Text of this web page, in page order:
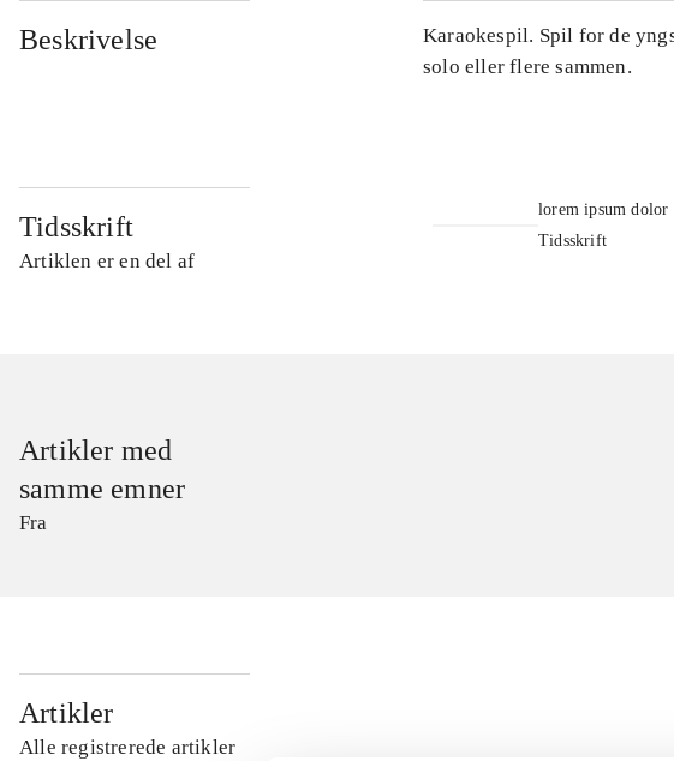
Beskrivelse
Karaokespil. Spil for de
solo eller flere sammen.
Tidsskrift
Artiklen er en del af
lorem ipsum dolor
Tidsskrift
Artikler med
samme emner
Fra
Artikler
Alle registrerede artikler